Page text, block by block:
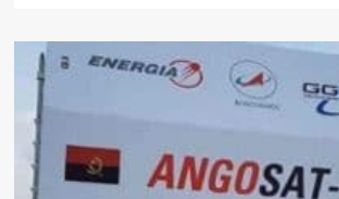
GRUPO
CARNAVALESCO
RUMA
A
LUANDA